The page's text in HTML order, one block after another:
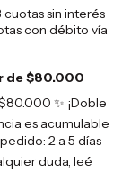
sin interés
con débito vía
de $80.000
✨ ¡Doble
es acumulable
2 a 5 días
duda, leé